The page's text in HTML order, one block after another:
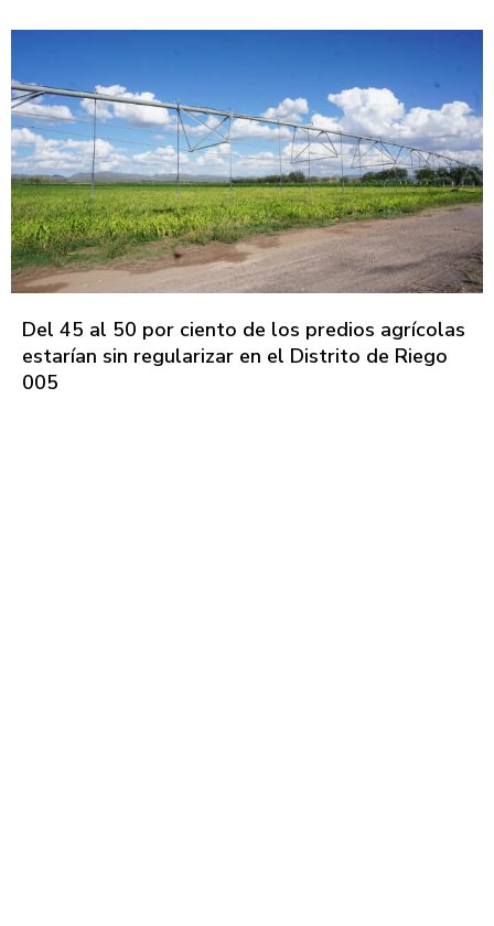
Del 45 al 50 por ciento de los predios agrícolas
estarían sin regularizar en el Distrito de Riego
005